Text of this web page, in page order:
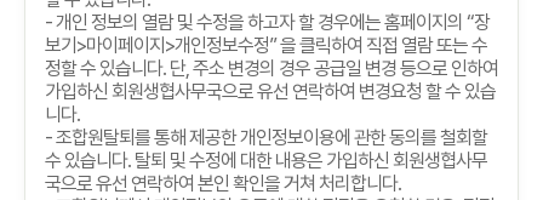
-개인 정보의 열람 및 수정을 하고자 할 경우에는 홈페이지의 “장
보기 >마이페이지 >개인정보수정”을 클릭하여 직접 열람 또는 수
정할 수 있습니다. 단,주소 변경의 경우 공급일 변경 등으로 인하여
가입하신 회원생협사무국으로 유선 연락하여 변경요청 할 수 있습
니다.
-조합원탈퇴를 통해 제공한 개인정보이용에 관한 동의를 철회할
수 있습니다. 탈퇴 및 수정에 대한 내용은 가입하신 회원생협사무
국으로 유선 연락하여 본인 확인을 거쳐 처리합니다.